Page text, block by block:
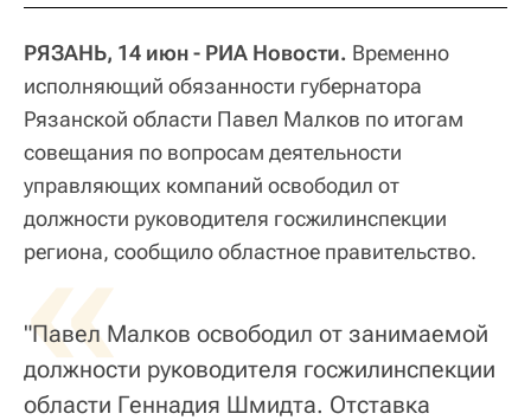
РЯЗАНЬ, 14 июн - РИА Новости. Временно
исполняющий обязанности губернатора
Рязанской области Павел Малков по итогам
совещания по вопросам деятельности
управляющих компаний освободил от
должности руководителя госжилинспекции
региона, сообщило областное правительство.
«
"Павел Малков освободил от занимаемой
должности руководителя госжилинспекции
области Геннадия Шмидта. Отставка